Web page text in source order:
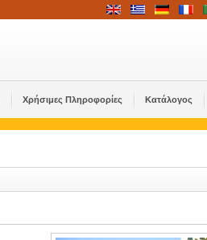
Χρήσιμες Πληροφορίες Κατάλογος